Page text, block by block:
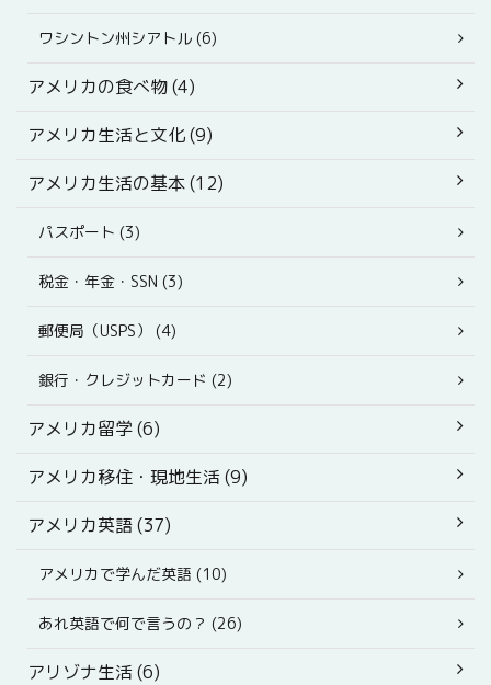
ワシントン州シアトル (6)
アメリカの食べ物 (4)
アメリカ生活と文化 (9)
アメリカ生活の基本 (12)
パスポート (3)
税金・年金・SSN (3)
郵便局（USPS） (4)
銀行・クレジットカード (2)
アメリカ留学 (6)
アメリカ移住・現地生活 (9)
アメリカ英語 (37)
アメリカで学んだ英語 (10)
あれ英語で何で言うの？ (26)
アリゾナ生活 (6)